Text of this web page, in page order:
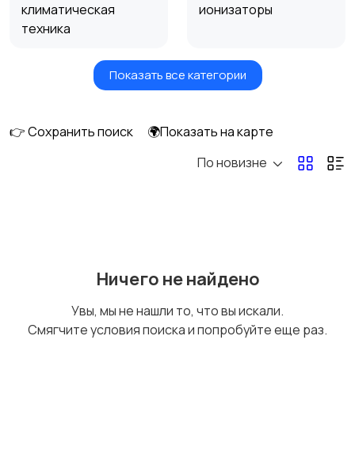
климатическая
техника
ионизаторы
Вентиляторы Обогреватели
Кондиционеры и
Показать все категории
👉 Сохранить поиск
🌍Показать на карте
По новизне
Ничего не найдено
Увы, мы не нашли то, что вы искали.
Смягчите условия поиска и попробуйте еще раз.